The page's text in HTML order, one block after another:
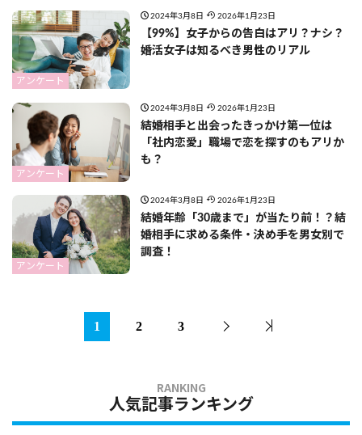
アンケート
2024年3月8日 2026年1月23日
【99%】女子からの告白はアリ？ナシ？
婚活女子は知るべき男性のリアル
アンケート
2024年3月8日 2026年1月23日
結婚相手と出会ったきっかけ第一位は
「社内恋愛」職場で恋を探すのもアリか
も？
アンケート
2024年3月8日 2026年1月23日
結婚年齢「30歳まで」が当たり前！？結
婚相手に求める条件・決め手を男女別で
調査！
1 2 3
人気記事ランキング